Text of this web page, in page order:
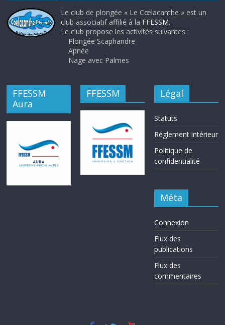
Le club de plongée « Le Cœlacanthe » est un
club associatif affilié à la FFESSM.
Le club propose les activités suivantes :
Plongée Scaphandre
Apnée
Nage avec Palmes
FFESSM
Aura
FFESSM Légal
Statuts
Réglement intérieur
Politique de
confidentialité
Méta
Connexion
Flux des
publications
Flux des
commentaires